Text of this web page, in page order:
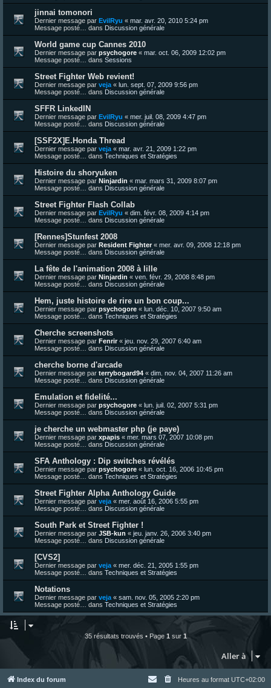
jinnai tomonori
Dernier message par EvilRyu « mar. avr. 20, 2010 5:24 pm
Message posté… dans Discussion générale
World game cup Cannes 2010
Dernier message par psychogore « mar. oct. 06, 2009 12:02 pm
Message posté… dans Sessions
Street Fighter Web revient!
Dernier message par veja « lun. sept. 07, 2009 9:56 pm
Message posté… dans Discussion générale
SFFR LinkedIN
Dernier message par EvilRyu « mer. juil. 08, 2009 4:47 pm
Message posté… dans Discussion générale
[SSF2X]E.Honda Thread
Dernier message par veja « mar. avr. 21, 2009 1:22 pm
Message posté… dans Techniques et Stratégies
Histoire du shoryuken
Dernier message par Ninjardin « mar. mars 31, 2009 8:07 pm
Message posté… dans Discussion générale
Street Fighter Flash Collab
Dernier message par EvilRyu « dim. févr. 08, 2009 4:14 pm
Message posté… dans Discussion générale
[Rennes]Stunfest 2008
Dernier message par Resident Fighter« mer. avr. 09, 2008 12:18 pm
Message posté… dans Discussion générale
La fête de l'animation 2008 à lille
Dernier message par Ninjardin « ven. févr. 29, 2008 8:48 pm
Message posté… dans Discussion générale
Hem, juste histoire de rire un bon coup...
Dernier message par psychogore « lun. déc. 10, 2007 9:50 am
Message posté… dans Techniques et Stratégies
Cherche screenshots
Dernier message par Fenrir« jeu. nov. 29, 2007 6:40 am
Message posté… dans Discussion générale
cherche borne d'arcade
Dernier message par terrybogard94 « dim. nov. 04, 2007 11:26 am
Message posté… dans Discussion générale
Emulation et fidelité...
Dernier message par psychogore « lun. juil. 02, 2007 5:31 pm
Message posté… dans Discussion générale
je cherche un webmaster php (je paye)
Dernier message par xpapis « mer. mars 07, 2007 10:08 pm
Message posté… dans Discussion générale
SFA Anthology : Dip switches révélés
Dernier message par psychogore « lun. oct. 16, 2006 10:45 pm
Message posté… dans Techniques et Stratégies
Street Fighter Alpha Anthology Guide
Dernier message par veja « mer. août 16, 2006 5:55 pm
Message posté… dans Discussion générale
South Park et Street Fighter !
Dernier message par JSB-kun « jeu. janv. 26, 2006 3:40 pm
Message posté… dans Discussion générale
[CVS2]
Dernier message par veja « mer. déc. 21, 2005 1:55 pm
Message posté… dans Techniques et Stratégies
Notations
Dernier message par veja « sam. nov. 05, 2005 2:20 pm
Message posté… dans Techniques et Stratégies
35 résultats trouvés • Page 1 sur 1
Aller à
Index du forum Heures au format UTC+02:00